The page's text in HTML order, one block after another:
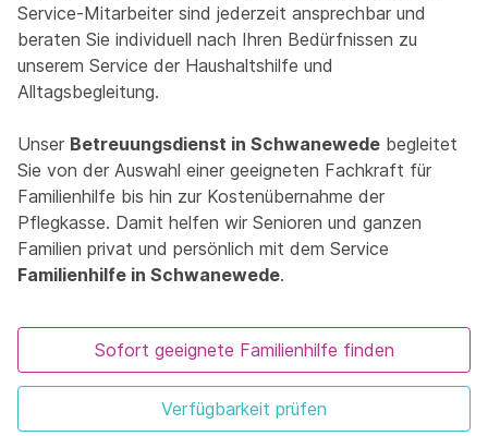
Service-Mitarbeiter sind jederzeit ansprechbar und
beraten Sie individuell nach Ihren Bedürfnissen zu
unserem Service der Haushaltshilfe und
Alltagsbegleitung.
Unser Betreuungsdienst in Schwanewede begleitet
Sie von der Auswahl einer geeigneten Fachkraft für
Familienhilfe bis hin zur Kostenübernahme der
Pflegkasse. Damit helfen wir Senioren und ganzen
Familien privat und persönlich mit dem Service
Familienhilfe in Schwanewede.
Sofort geeignete Familienhilfe finden
Verfügbarkeit prüfen